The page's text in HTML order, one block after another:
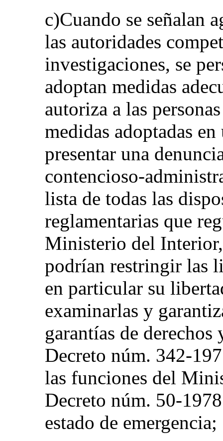
c)Cuando se señalan
las autoridades
investigaciones, se
adoptan medidas
autoriza a las
medidas adoptadas
presentar una
lista de todas las
reglamentarias que
Ministerio del
podrían restringir las
en particular su
examinarlas y
garantías de
Decreto núm. 342-
las funciones del
Decreto núm. 50-
estado de emergencia;